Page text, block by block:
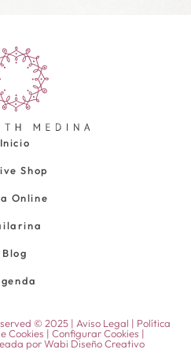
Inicio
Shop
Online
Blog
© 2025 | Aviso Legal | Política
Cookies | Configurar Cookies |
porWabi Diseño Creativo